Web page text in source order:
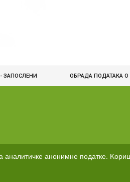
аналитичке анонимне податке.
ЗАПОСЛЕНИ ОБРАДA ПОДАТАКА